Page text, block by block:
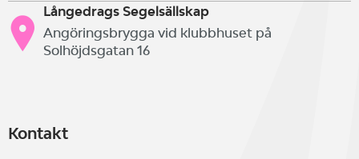
Långedrags Segelsällskap
Angöringsbrygga vid klubbhuset på
Solhöjdsgatan 16
Kontakt